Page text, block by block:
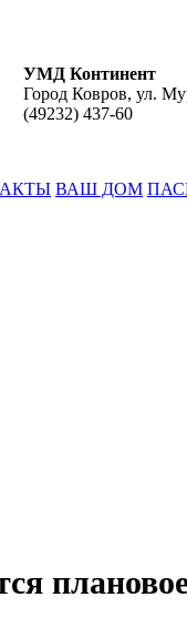
УМД Континент
Город Ковров, ул.
(49232) 437-60
ВАШ ДОМ